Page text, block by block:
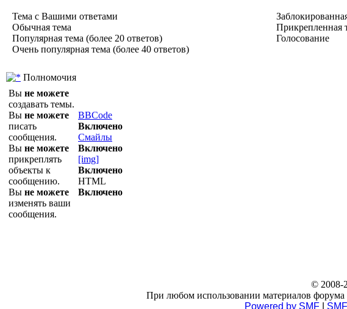
Тема с Вашими ответами
Обычная тема
Популярная тема (более 20 ответов)
Очень популярная тема (более 40 ответов)
Прикрепленная
Голосование
Полномочия
Вы не можете
создавать темы.
Вы не можете
писать
сообщения.
Вы не можете
прикреплять
объекты к
сообщению.
Вы не можете
изменять ваши
сообщения.
BBCode
Включено
Смайлы
Включено
[img]
Включено
HTML
Включено
© 2008-
При любом использовании материалов форума
Powered by SMF|